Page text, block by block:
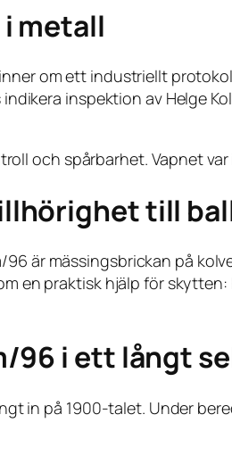
metall
om ett industriellt
inspektion av Helge
och spårbarhet. Vapnet
till
är mässingsbrickan på
en praktisk hjälp för
96 i ett långt
in på 1900-talet. Under